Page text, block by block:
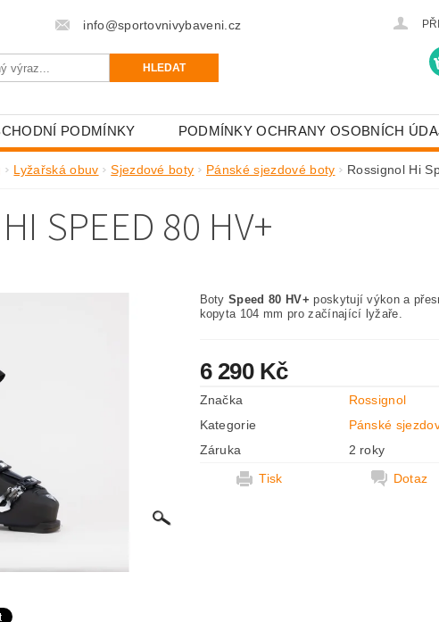
info@sportovnivybaveni.cz
PODMÍNKY PODMÍNKY OCHRANY OSOBNÍCH
Lyžařská obuv Sjezdové boty Pánské sjezdové boty Rossignol Hi
SPEED 80 HV+
BotySpeed 80 HV+ poskytují výkon a
kopyta 104 mm pro začínající lyžaře.
6 290 Kč
Značka
Rossignol
Kategorie
Pánské
Záruka
2 roky
Tisk
Dotaz